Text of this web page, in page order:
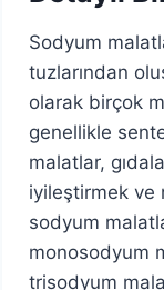
Sodyum
tuzlarından
olarak birçok
genellikle
malatlar,
iyileştirmek ve
sodyum
monosodyum
trisodyum